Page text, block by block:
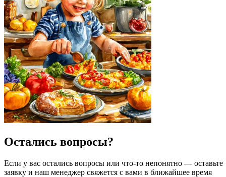
Остались вопросы?
Если у вас остались вопросы или что-то непонятно — оставьте
заявку и наш менеджер свяжется с вами в ближайшее время